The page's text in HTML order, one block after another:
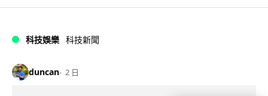
科技娛樂 科技新聞
duncan 2 日